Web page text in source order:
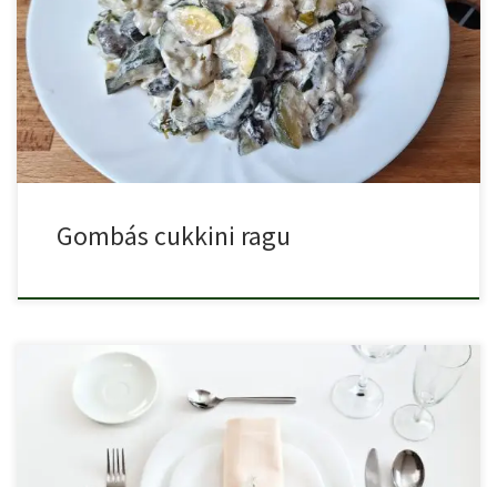
Gombás cukkini ragu egy gyorsan elkészíthető finom, szaftos vega
Gombás cukkini ragu
A gyakran vendégeket fogadók tudják, hogy a megfelelő tálalás